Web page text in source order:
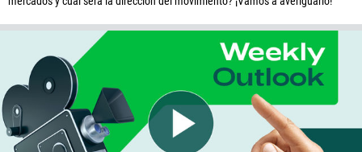
226
855
237
1